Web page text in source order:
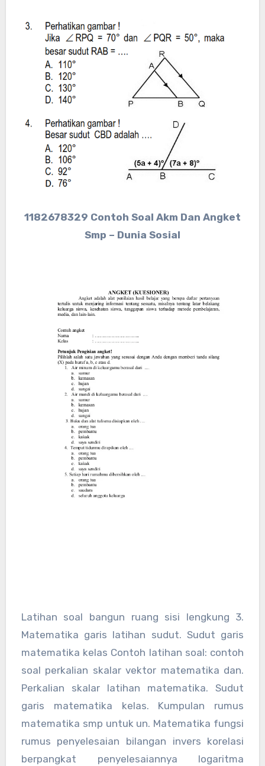
1182678329 Contoh Soal Akm Dan Angket
Smp – Dunia Sosial
Latihan soal bangun ruang sisi lengkung 3.
Matematika garis latihan sudut. Sudut garis
matematika kelas Contoh latihan soal: contoh
soal perkalian skalar vektor matematika dan.
Perkalian skalar latihan matematika. Sudut
garis matematika kelas. Kumpulan rumus
matematika smp untuk un. Matematika fungsi
rumus penyelesaian bilangan invers korelasi
berpangkat penyelesaiannya logaritma